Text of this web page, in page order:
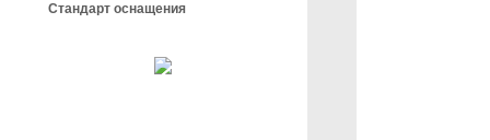
Стандарт оснащения